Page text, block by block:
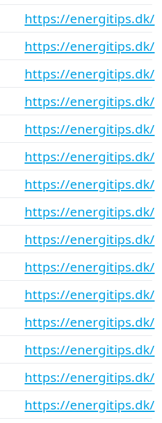
https://energitips.dk/
https://energitips.dk/
https://energitips.dk/
https://energitips.dk/
https://energitips.dk/
https://energitips.dk/
https://energitips.dk/
https://energitips.dk/
https://energitips.dk/
https://energitips.dk/
https://energitips.dk/
https://energitips.dk/
https://energitips.dk/
https://energitips.dk/
https://energitips.dk/